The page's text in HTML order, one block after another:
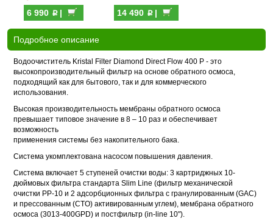
6 990 p| 14 490 p|
Подробное описание
Водоочиститель Kristal Filter Diamond Direct Flow 400 P - это
высокопроизводительный фильтр на основе обратного осмоса,
подходящий как для бытового, так и для коммерческого
использования.
Высокая производительность мембраны обратного осмоса
превышает типовое значение в 8 – 10 раз и обеспечивает
возможность
применения системы без накопительного бака.
Система укомплектована насосом повышения давления.
Система включает 5 ступеней очистки воды: 3 картриджных 10-
дюймовых фильтра стандарта Slim Line (фильтр механической
очистки PP-10 и 2 адсорбционных фильтра с гранулированным (GAC)
и прессованным (CTO) активированным углем), мембрана обратного
осмоса (3013-400GPD) и постфильтр (in-line 10").